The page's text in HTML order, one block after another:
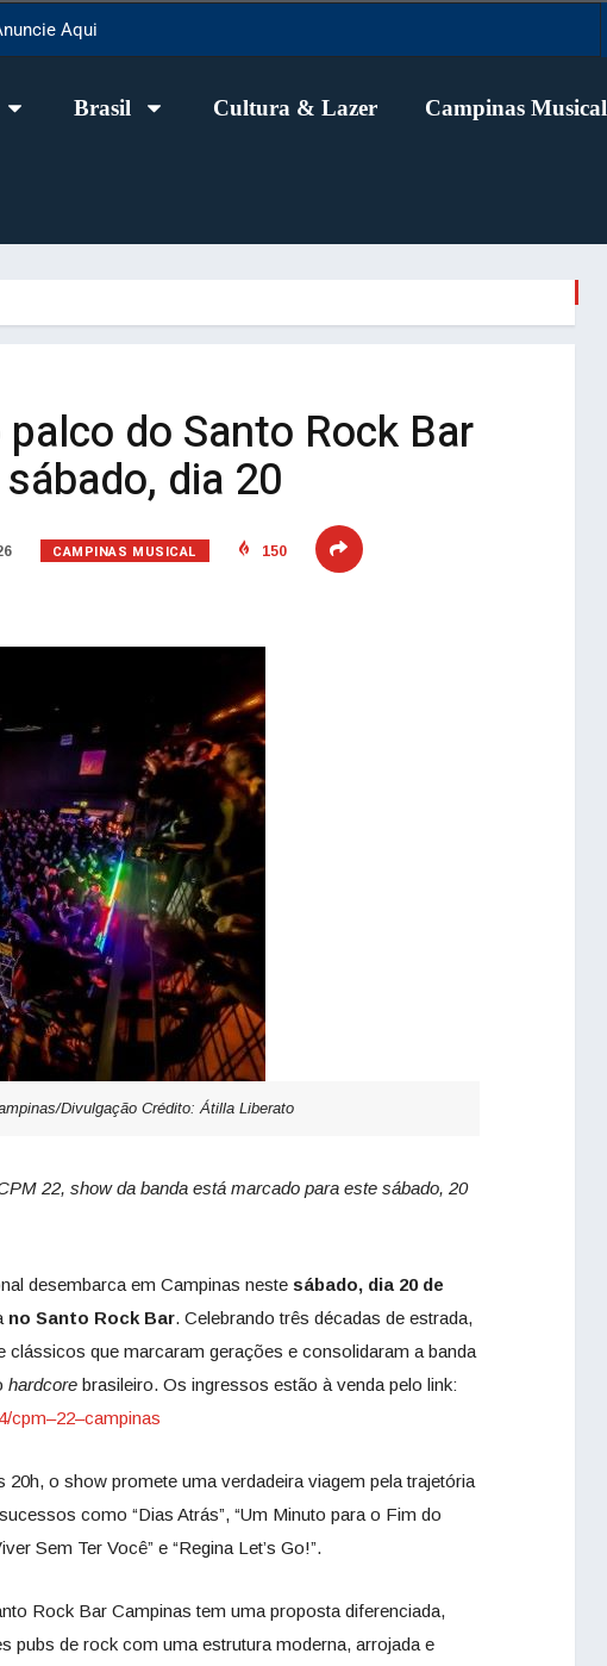
Aqui
Brasil Cultura & Lazer Campinas Musical
do Santo Rock Bar
dia 20
CAMPINAS MUSICAL 150
Divulgação Crédito: Átilla Liberato
22, show da banda está marcado para este sábado, 20
desembarca em Campinas neste sábado, dia 20 de
no Santo Rock Bar. Celebrando três décadas de estrada,
clássicos que marcaram gerações e consolidaram a banda
hardcore brasileiro. Os ingressos estão à venda pelo link:
cpm–22–campinas
o show promete uma verdadeira viagem pela trajetória
como “Dias Atrás”, “Um Minuto para o Fim do
Sem Ter Você” e “Regina Let’s Go!”.
Rock Bar Campinas tem uma proposta diferenciada,
pubs de rock com uma estrutura moderna, arrojada e